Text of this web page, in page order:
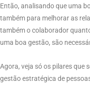
Então, analisando que uma
também para melhorar as
também o colaborador
uma boa gestão, são
Agora, veja só os pilares que
gestão estratégica de